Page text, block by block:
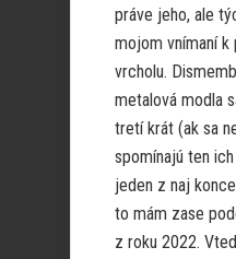
práve jeho, ale
mojom vnímaní k
vrcholu.
metalová modla
tretí krát (ak sa
spomínajú ten
jeden z naj
to mám zase
z roku 2022.